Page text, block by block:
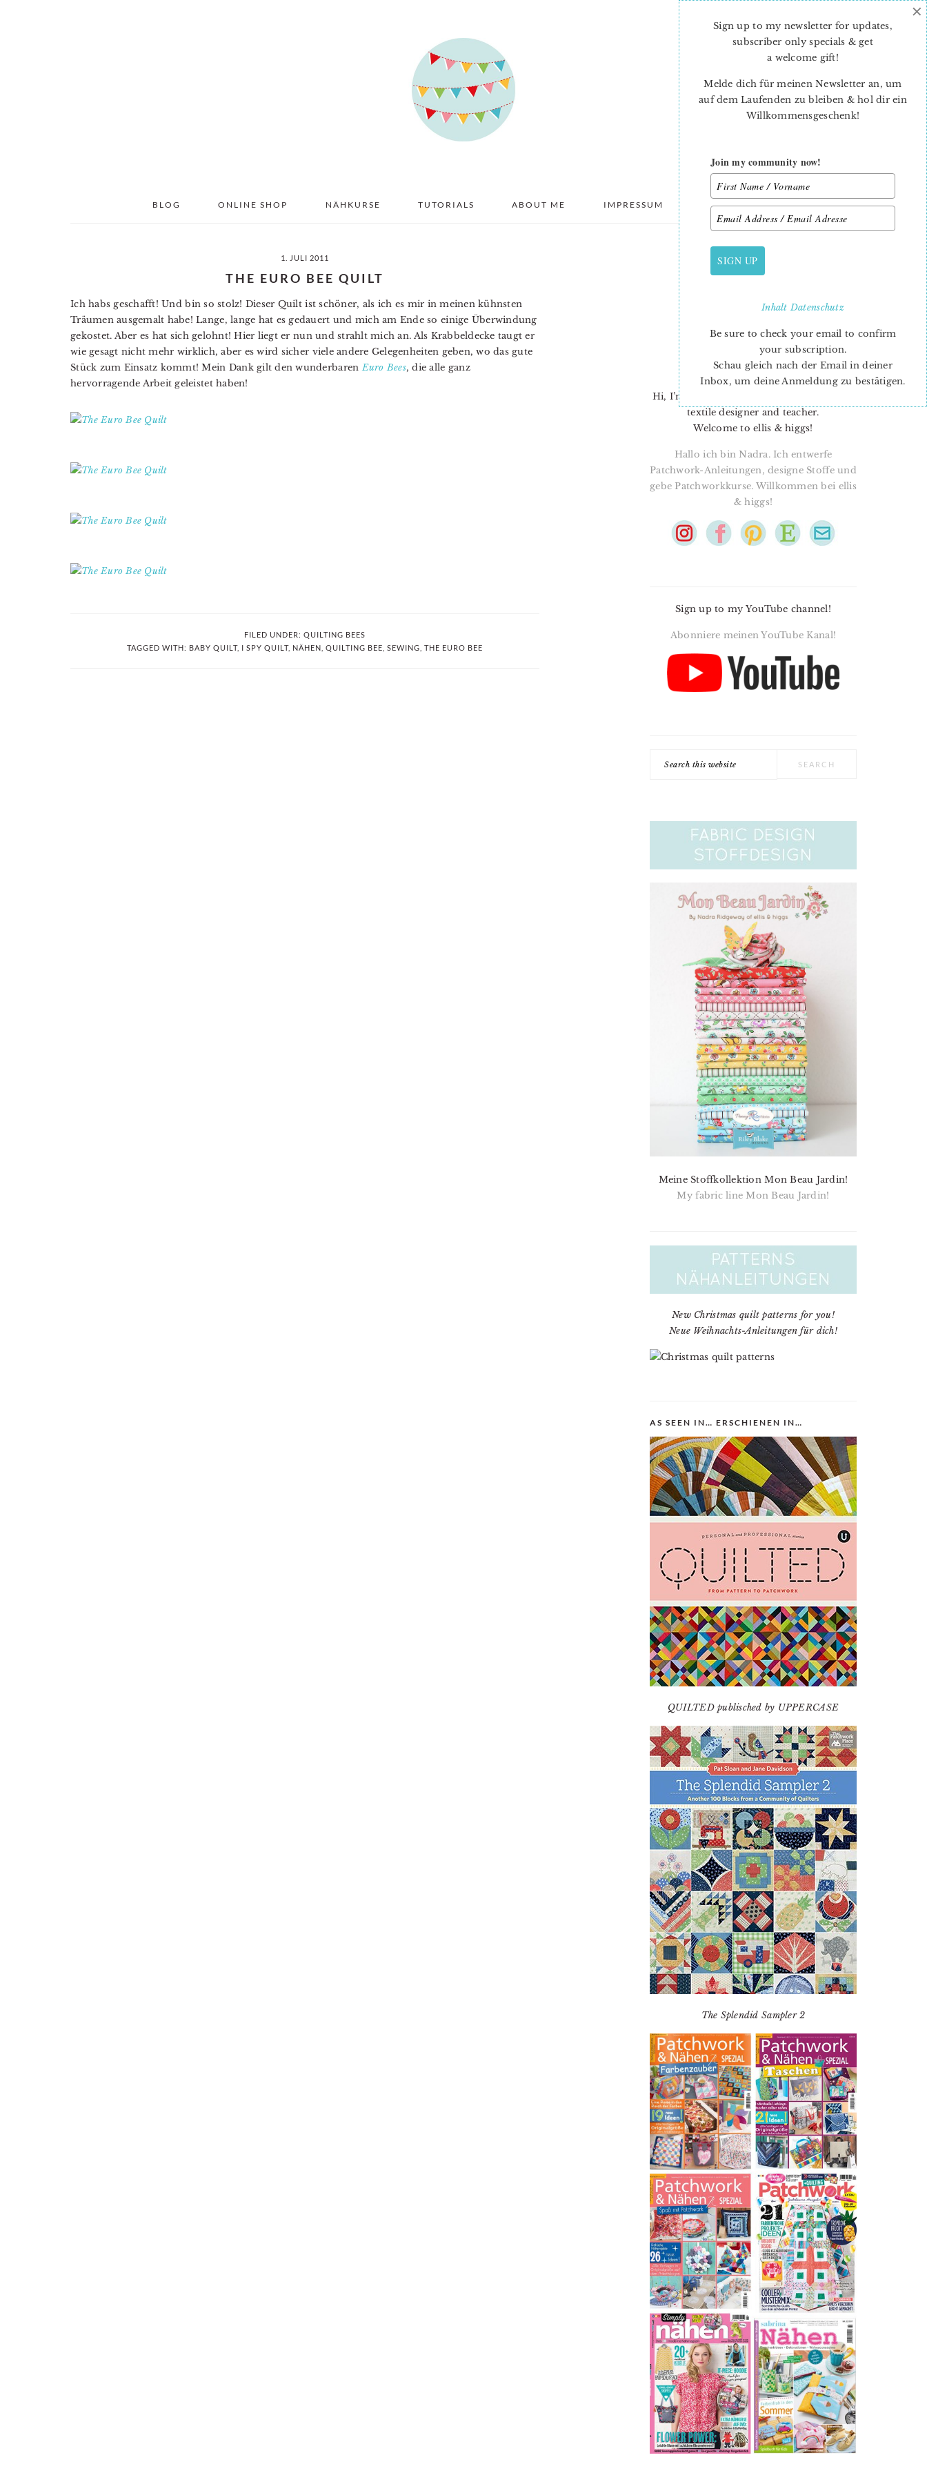
BLOG ONLINE SHOP NÄHKURSE TUTORIALS ABOUT ME IMPRESSUM DATENSCHUTZ
1. JULI 2011
THE EURO BEE QUILT
Ich habs geschafft! Und bin so stolz! Dieser Quilt ist schöner, als ich es mir in meinen kühnsten
Träumen ausgemalt habe! Lange, lange hat es gedauert und mich am Ende so einige Überwindung
gekostet. Aber es hat sich gelohnt! Hier liegt er nun und strahlt mich an. Als Krabbeldecke taugt er
wie gesagt nicht mehr wirklich, aber es wird sicher viele andere Gelegenheiten geben, wo das gute
Stück zum Einsatz kommt! Mein Dank gilt den wunderbarenEuro Bees, die alle ganz
hervorragende Arbeit geleistet haben!
FILED UNDER: QUILTING BEES
TAGGED WITH: BABY QUILT, I SPY QUILT, NÄHEN QUILTING BEE SEWING THE EURO BEE
PRIMARY
SIDEBAR
Hi, I’m Nadra. I’m a quilt pattern designer,
textile designer and teacher.
Welcome to ellis & higgs!
Hallo ich bin Nadra. Ich entwerfe
Patchwork-Anleitungen, designe Stoffe und
gebe Patchworkkurse. Willkommen bei ellis
& higgs!
Sign up to my YouTube channel!
Abonniere meinen YouTube Kanal!
Meine Stoffkollektion Mon Beau Jardin!
My fabric line Mon Beau Jardin!
New Christmas quilt patterns for you!
Neue Weihnachts-Anleitungen für dich!
AS SEEN IN… ERSCHIENEN IN…
QUILTED publisched by UPPERCASE
The Splendid Sampler 2
Sign up to my newsletter for updates,
subscriber only specials & get
a welcome gift!
Melde dich für meinen Newsletter an, um
auf dem Laufenden zu bleiben & hol dir ein
Willkommensgeschenk!
Join my community now!
SIGN UP
InhaltDatenschutz
Be sure to check your email to confirm
your subscription.
Schau gleich nach der Email in deiner
Inbox, um deine Anmeldung zu bestätigen.
×